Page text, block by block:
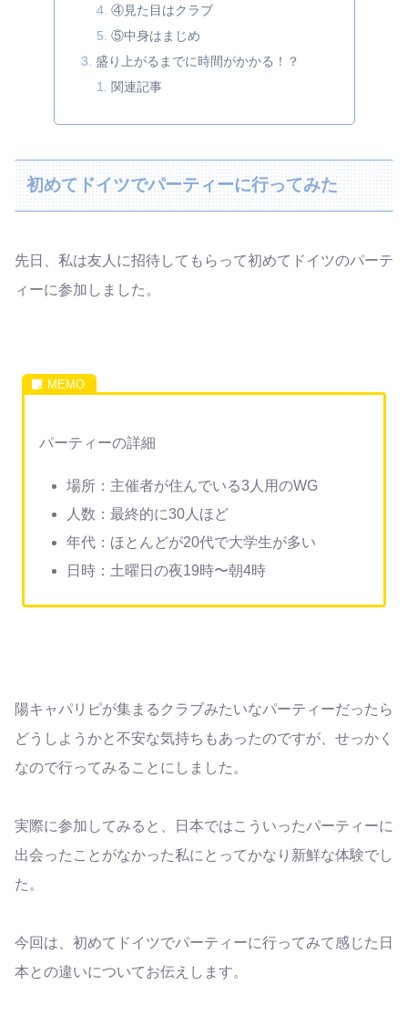
④見た目はクラブ
⑤中身はまじめ
盛り上がるまでに時間がかかる！？
関連記事
初めてドイツでパーティーに行ってみた
先日、私は友人に招待してもらって初めてドイツのパーテ
ィーに参加しました。
パーティーの詳細
場所：主催者が住んでいる3人用のWG
人数：最終的に30人ほど
年代：ほとんどが20代で大学生が多い
日時：土曜日の夜19時〜朝4時
陽キャパリピが集まるクラブみたいなパーティーだったら
どうしようかと不安な気持ちもあったのですが、せっかく
なので行ってみることにしました。
実際に参加してみると、日本ではこういったパーティーに
出会ったことがなかった私にとってかなり新鮮な体験でし
た。
今回は、初めてドイツでパーティーに行ってみて感じた日
本との違いについてお伝えします。